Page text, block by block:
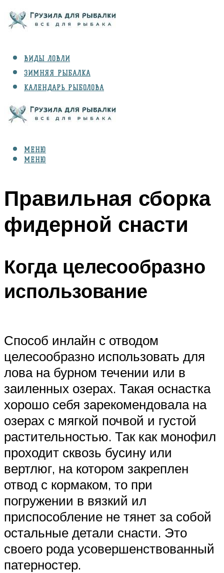
ВИДЫ ЛОВЛИ
ЗИМНЯЯ РЫБАЛКА
КАЛЕНДАРЬ РЫБОЛОВА
СНАРЯЖЕНИЕ
МЕНЮ
МЕНЮ
Правильная сборка
фидерной снасти
Когда целесообразно
использование
Способ инлайн с отводом
целесообразно использовать для
лова на бурном течении или в
заиленных озерах. Такая оснастка
хорошо себя зарекомендовала на
озерах с мягкой почвой и густой
растительностью. Так как монофил
проходит сквозь бусину или
вертлюг, на котором закреплен
отвод с кормаком, то при
погружении в вязкий ил
приспособление не тянет за собой
остальные детали снасти. Это
своего рода усовершенствованный
патерностер.